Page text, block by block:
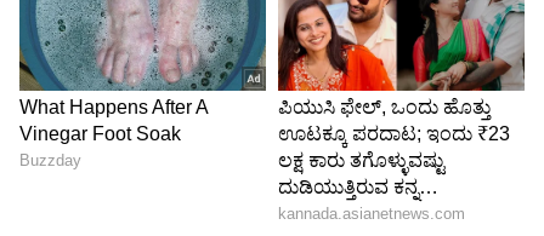
ವಿನ್ಯಾಸಗೊಳಿಸಲಾಯಿತು. ಟೈಪ್-ಎ ಮತ್ತು ಬಿ
ಚಾರ್ಜರ್‌ಗಳನ್ನು ಬಳಸಲು, ಅವುಗಳನ್ನು ಸರಿಯಾದ ದಿಕ್ಕಿನಲ್ಲಿ
ಪೋರ್ಟ್‌ಗೆ ಸೇರಿಸಬೇಕಿತ್ತು. ತಪ್ಪು ದಿಕ್ಕಿನಲ್ಲಿ ಹಾಕಿದರೆ
ಪೋರ್ಟ್ ಅಥವಾ ಕೇಬಲ್ ಹಾಳಾಗುತ್ತಿತ್ತು. ಈ ಸಮಸ್ಯೆಯನ್ನು
ನಿವಾರಿಸಲು, ಎಲ್ಲಾ ಡಿವೈಸ್‌ಗಳಿಗೂ ಹೊಂದುವಂತಹ ಮತ್ತು
ಕೇಬಲ್‌ನ ದಿಕ್ಕಿನ ಬಗ್ಗೆ ತಲೆಕೆಡಿಸಿಕೊಳ್ಳದಂತಹ ಚಾರ್ಜಿಂಗ್